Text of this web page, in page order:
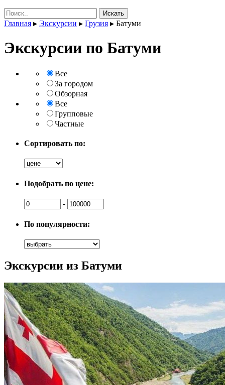
Поиск:
Главная ▸ Экскурсии ▸ Грузия ▸ Батуми
Экскурсии по Батуми
Все
За городом
Обзорная
Все
Групповые
Частные
Сортировать по:
Подобрать по цене:
-
По популярности:
Экскурсии из Батуми